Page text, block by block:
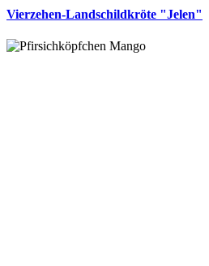
Vierzehen-Landschildkröte "Jelen"